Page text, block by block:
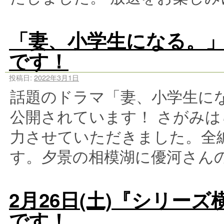
「妻、小学生になる
です！
投稿日: 2022年3月1日
話題のドラマ「妻、小学生に
公開されています！ さがみ
力させていただきました。全
す。夕景の相模湖に優河さ
2月26日(土)『シリー